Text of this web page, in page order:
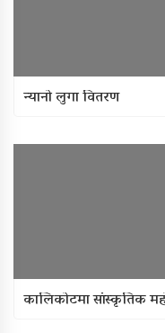
न्यानो लुगा वितरण
कालिकोटमा सांस्कृतिक